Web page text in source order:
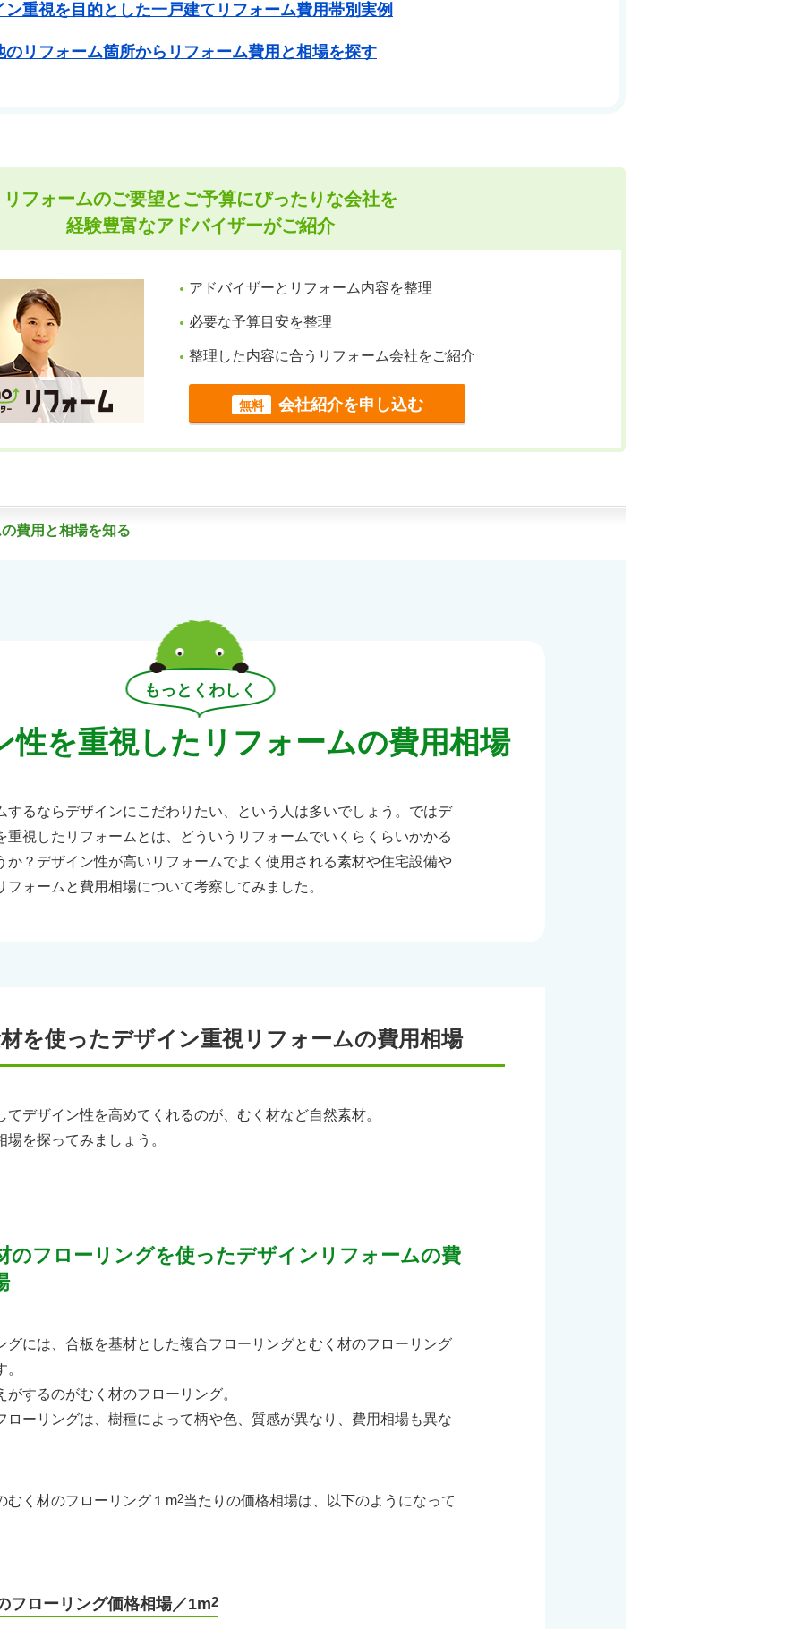
ン重視を目的とした一戸建てリフォーム費用帯別実例
のリフォーム箇所からリフォーム費用と相場を探す
リフォームのご要望とご予算にぴったりな会社を
経験豊富なアドバイザーがご紹介
アドバイザーとリフォーム内容を整理
必要な予算目安を整理
整理した内容に合うリフォーム会社をご紹介
無料 会社紹介を申し込む
費用と相場を知る
もっとくわしく
性を重視したリフォームの費用相場
するならデザインにこだわりたい、という人は多いでしょう。ではデ
重視したリフォームとは、どういうリフォームでいくらくらいかかる
か？デザイン性が高いリフォームでよく使用される素材や住宅設備や
フォームと費用相場について考察してみました。
を使ったデザイン重視リフォームの費用相場
てデザイン性を高めてくれるのが、むく材など自然素材。
場を探ってみましょう。
のフローリングを使ったデザインリフォームの費
グには、合板を基材とした複合フローリングとむく材のフローリング
がするのがむく材のフローリング。
ローリングは、樹種によって柄や色、質感が異なり、費用相場も異な
むく材のフローリング１m2当たりの価格相場は、以下のようになって
フローリング価格相場／1m2